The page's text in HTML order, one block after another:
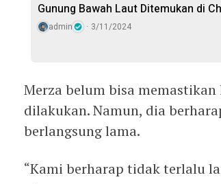
Gunung Bawah Laut Ditemukan di
admin 3/11/2024
Merza belum bisa
dilakukan. Namun, dia
berlangsung lama.
“Kami berharap tidak terlalu